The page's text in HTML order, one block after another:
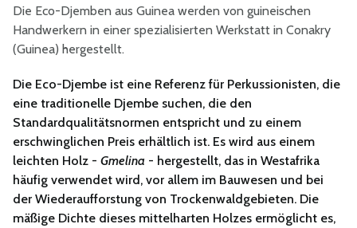
Die Eco-Djembe ist eine Referenz für Perkussionisten, die
eine traditionelle Djembe suchen, die den
Standardqualitätsnormen entspricht und zu einem
erschwinglichen Preis erhältlich ist. Es wird aus einem
leichten Holz - Gmelina - hergestellt, das in Westafrika
häufig verwendet wird, vor allem im Bauwesen und bei
der Wiederaufforstung von Trockenwaldgebieten. Die
mäßige Dichte dieses mittelharten Holzes ermöglicht es,
Die Eco-Djemben aus Guinea werden von guineischen
Handwerkern in einer spezialisierten Werkstatt in Conakry
(Guinea) hergestellt.